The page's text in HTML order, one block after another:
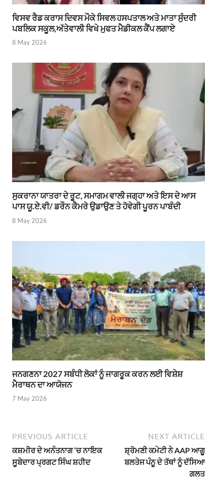
ਵਿਸਵ ਰੈਡ ਕਰਾਸ ਦਿਵਸ ਮੌਕੇ ਸਿਵਲ ਹਸਪਤਾਲ ਅਤੇ ਮਾਤਾ ਸੁੰਦਰੀ
ਪਬਲਿਕ ਸਕੂਲ,ਅੱਤੇਵਾਲੀ ਵਿਖੇ ਮੁਫਤ ਮੈਡੀਕਲ ਕੈਂਪ ਲਗਾਏ
8 May 2026
ਸੁਕਰਾਨਾ ਯਾਤਰਾ ਦੇ ਰੂਟ, ਸਮਾਗਮ ਵਾਲੀ ਜਗ੍ਹਾ ਅਤੇ ਇਸ ਦੇ ਆਸ
ਪਾਸ ਯੂ.ਏ.ਵੀ/ ਡਰੌਨ ਕੈਮਰੇ ਉਡਾਉਣ ਤੇ ਹੋਵੇਗੀ ਪੂਰਨ ਪਾਬੰਦੀ
8 May 2026
ਜਨਗਣਨਾ 2027 ਸਬੰਧੀ ਲੋਕਾਂ ਨੂੰ ਜਾਗਰੂਕ ਕਰਨ ਲਈ ਵਿਸ਼ੇਸ਼
ਮੈਰਾਥਨ ਦਾ ਆਯੋਜਨ
7 May 2026
PREVIOUS ARTICLE
ਕਸ਼ਮੀਰ ਦੇ ਅਨੰਤਨਾਗ ’ਚ ਨਾਇਕ
ਸੂਬੇਦਾਰ ਪ੍ਰਗਟ ਸਿੰਘ ਸ਼ਹੀਦ
NEXT ARTICLE
ਸ਼੍ਰੋਮਣੀ ਕਮੇਟੀ ਨੇ AAP ਆਗੂ
ਬਲਤੇਜ ਪੰਨੂ ਦੇ ਤੱਥਾਂ ਨੂੰ ਦੱਸਿਆ
ਗਲਤ